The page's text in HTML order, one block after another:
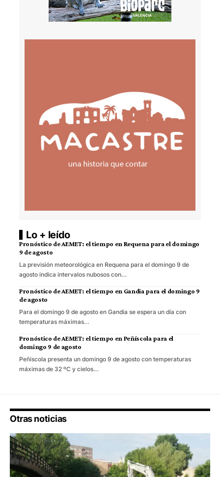
Lo + leído
Pronóstico de AEMET: el tiempo en Requena para el domingo
9 de agosto
La previsión meteorológica en Requena para el domingo 9 de
agosto indica intervalos nubosos con…
Pronóstico de AEMET: el tiempo en Gandia para el domingo 9
de agosto
Para el domingo 9 de agosto en Gandia se espera un día con
temperaturas máximas…
Pronóstico de AEMET: el tiempo en Peñíscola para el
domingo 9 de agosto
Peñíscola presenta un domingo 9 de agosto con temperaturas
máximas de 32 ºC y cielos…
Otras noticias